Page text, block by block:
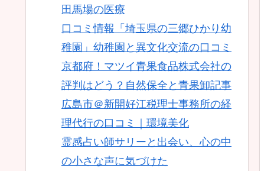
田馬場の医療
口コミ情報「埼玉県の三郷ひかり幼
稚園」幼稚園と異文化交流の口コミ
京都府！マツイ青果食品株式会社の
評判はどう？自然保全と青果卸記事
広島市＠新開好江税理士事務所の経
理代行の口コミ｜環境美化
霊感占い師サリーと出会い、心の中
の小さな声に気づけた